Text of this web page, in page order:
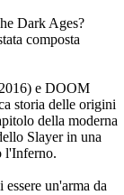
Dark Ages?
composta
e DOOM
storia delle origini
della moderna
Slayer in una
l'Inferno.
un'arma da